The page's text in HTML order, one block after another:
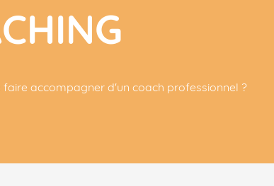
accompagner d'un coach professionnel ?